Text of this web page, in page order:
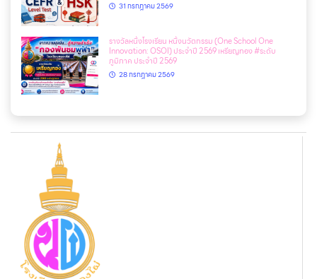
31 กรกฎาคม 2569
รางวัลหนึ่งโรงเรียน หนึ่งนวัตกรรม (One School One
Innovation: OSOI) ประจำปี 2569 เหรียญทอง #ระดับ
ภูมิภาค ประจำปี 2569
28 กรกฎาคม 2569